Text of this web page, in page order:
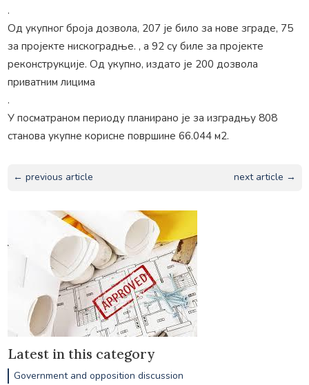
.
Од укупног броја дозвола, 207 је било за нове зграде, 75
за пројекте нискоградње. , а 92 су биле за пројекте
реконструкције. Од укупно, издато је 200 дозвола
приватним лицима
.
У посматраном периоду планирано је за изградњу 808
станова укупне корисне површине 66.044 м2.
← previous article next article →
Latest in this category
Government and opposition discussion